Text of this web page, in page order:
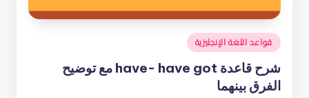
نُشر
في
قواعد اللغة الإنجليزية
شرح قاعدة have- have got مع توضيح
الفرق بينهما